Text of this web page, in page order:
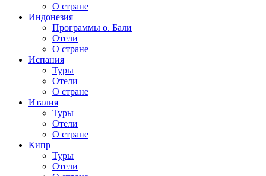
О стране
Индонезия
Программы о. Бали
Отели
О стране
Испания
Туры
Отели
О стране
Италия
Туры
Отели
О стране
Кипр
Туры
Отели